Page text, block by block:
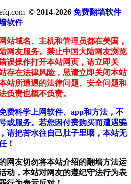
© 2014-2026 免费翻墙软件
软件
站域名、主机和管理员都在美国，
网友服务。禁止中国大陆网友浏览
误操作打开本站网页，请立即关
存在法律风险，恳请立即关闭本站
站所遭遇的法律问题、安全问题和
负责也概不负责。
费科学上网软件、app和方法，不
或服务。若您因付费购买而遭遇骗
请把苦水往自己肚子里咽，本站无
！
网友切勿将本站介绍的翻墙方法运
动，本站对网友的遵纪守法行为表